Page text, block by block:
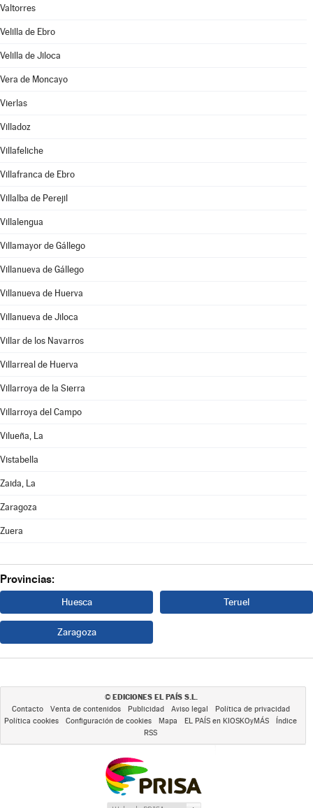
Valtorres
Velilla de Ebro
Velilla de Jiloca
Vera de Moncayo
Vierlas
Villadoz
Villafeliche
Villafranca de Ebro
Villalba de Perejil
Villalengua
Villamayor de Gállego
Villanueva de Gállego
Villanueva de Huerva
Villanueva de Jiloca
Villar de los Navarros
Villarreal de Huerva
Villarroya de la Sierra
Villarroya del Campo
Vilueña, La
Vistabella
Zaida, La
Zaragoza
Zuera
Provincias:
Huesca Teruel
Zaragoza
© EDICIONES EL PAÍS S.L.
Contacto Venta de contenidos Publicidad Aviso legal
Política de privacidad
Política cookies
Configuración de cookies Mapa EL PAÍS en KIOSKOyMÁS
Índice
RSS